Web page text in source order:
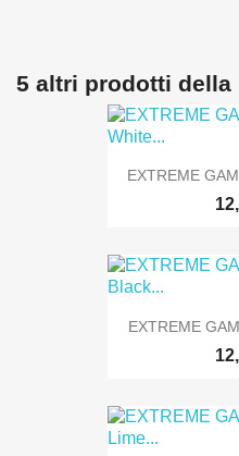
5 altri prodotti della
EXTREME
EXTREME